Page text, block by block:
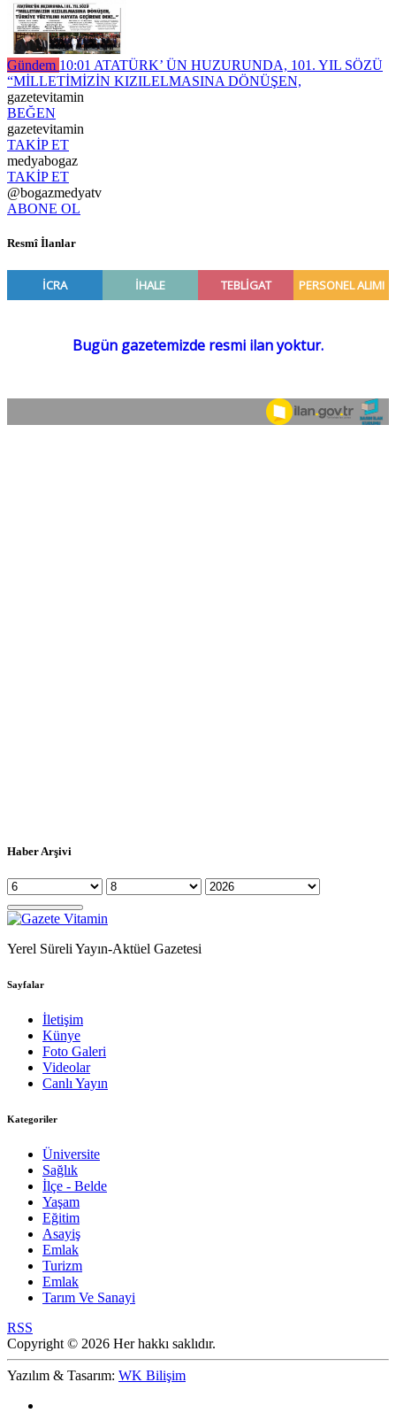
Gündem 10:01 ATATÜRK’ ÜN HUZURUNDA, 101. YIL SÖZÜ
“MİLLETİMİZİN KIZILELMASINA DÖNÜŞEN,
gazetevitamin
BEĞEN
gazetevitamin
TAKİP ET
medyabogaz
TAKİP ET
@bogazmedyatv
ABONE OL
Resmî İlanlar
Haber Arşivi
Yerel Süreli Yayın-Aktüel Gazetesi
Sayfalar
İletişim
Künye
Foto Galeri
Videolar
Canlı Yayın
Kategoriler
Üniversite
Sağlık
İlçe - Belde
Yaşam
Eğitim
Asayiş
Emlak
Turizm
Emlak
Tarım Ve Sanayi
RSS
Copyright © 2026 Her hakkı saklıdır.
Yazılım & Tasarım: WK Bilişim